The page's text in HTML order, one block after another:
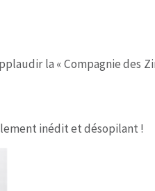
la « Compagnie des
inédit et désopilant !